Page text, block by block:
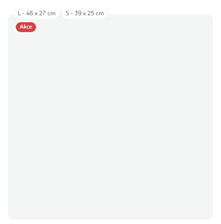
Akce
L - 46 x 27 cm S - 39 x 25 cm